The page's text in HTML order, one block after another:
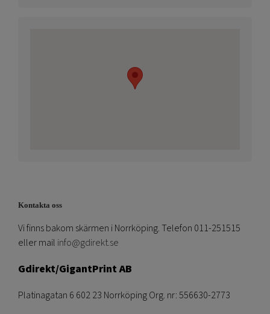
Kontakta oss
Vi finns bakom skärmen i Norrköping. Telefon 011-251515
eller mail info@gdirekt.se
Gdirekt/GigantPrint AB
Platinagatan 6 602 23 Norrköping Org. nr: 556630-2773